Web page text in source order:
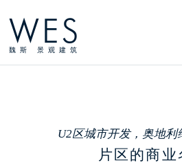
WES
魏斯 景观建筑
U2区城市开发，奥地利
片区的商业